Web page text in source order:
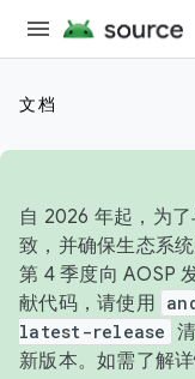
文档
自 2026 年起，为
致，并确保生态系
第 4 季度向 AOSP
献代码，请使用
latest-release
新版本。如需了解